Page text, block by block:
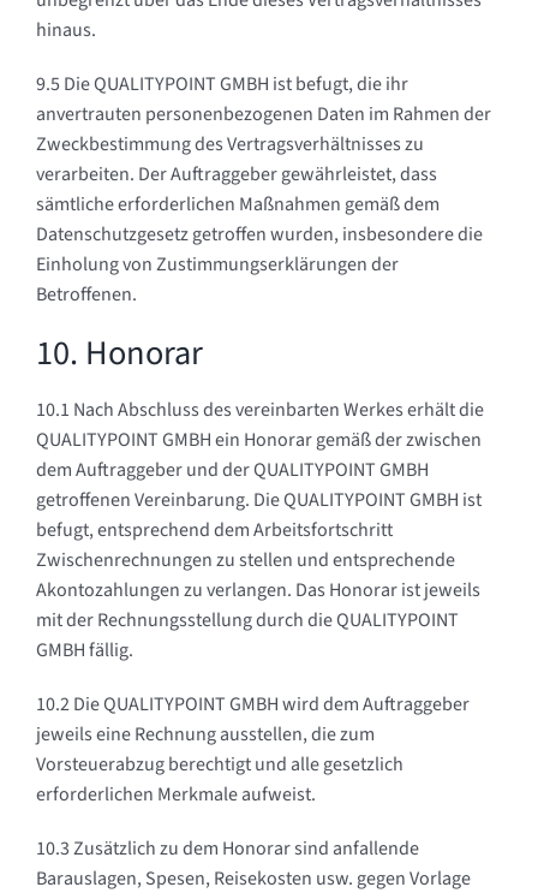
hinaus.
9.5 Die QUALITYPOINT GMBH ist befugt, die ihr
anvertrauten personenbezogenen Daten im Rahmen der
Zweckbestimmung des Vertragsverhältnisses zu
verarbeiten. Der Auftraggeber gewährleistet, dass
sämtliche erforderlichen Maßnahmen gemäß dem
Datenschutzgesetz getroffen wurden, insbesondere die
Einholung von Zustimmungserklärungen der
Betroffenen.
10. Honorar
10.1 Nach Abschluss des vereinbarten Werkes erhält die
QUALITYPOINT GMBH ein Honorar gemäß der zwischen
dem Auftraggeber und der QUALITYPOINT GMBH
getroffenen Vereinbarung. Die QUALITYPOINT GMBH ist
befugt, entsprechend dem Arbeitsfortschritt
Zwischenrechnungen zu stellen und entsprechende
Akontozahlungen zu verlangen. Das Honorar ist jeweils
mit der Rechnungsstellung durch die QUALITYPOINT
GMBH fällig.
10.2 Die QUALITYPOINT GMBH wird dem Auftraggeber
jeweils eine Rechnung ausstellen, die zum
Vorsteuerabzug berechtigt und alle gesetzlich
erforderlichen Merkmale aufweist.
10.3 Zusätzlich zu dem Honorar sind anfallende
Barauslagen, Spesen, Reisekosten usw. gegen Vorlage